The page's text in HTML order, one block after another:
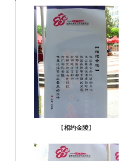
【相约金陵】